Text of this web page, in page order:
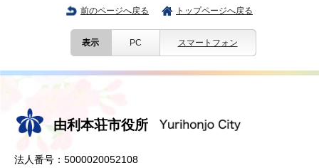
前のページへ戻る トップページへ戻る
表示 PC スマートフォン
由利本荘市役所
法人番号：5000020052108